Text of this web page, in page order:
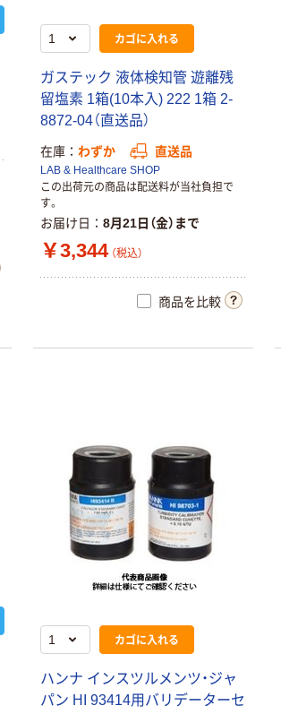
カゴに入れる
ガステック 液体検知管 遊離残
留塩素 1箱(10本入) 222 1箱 2-
8872-04（直送品）
在庫 わずか 直送品
LAB & Healthcare SHOP
この出荷元の商品は配送料が当社負担で
す。
お届け日 8月21日（金）まで
￥3,344 （税込）
商品を比較
カゴに入れる
ハンナ インスツルメンツ・ジャ
パン HI 93414用バリデーターセ